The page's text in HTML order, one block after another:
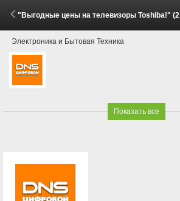
"Выгодные цены на телевизоры Toshiba!" (2 Июня - 14 Июля 2026)
Электроника и Бытовая Техника
Показать все